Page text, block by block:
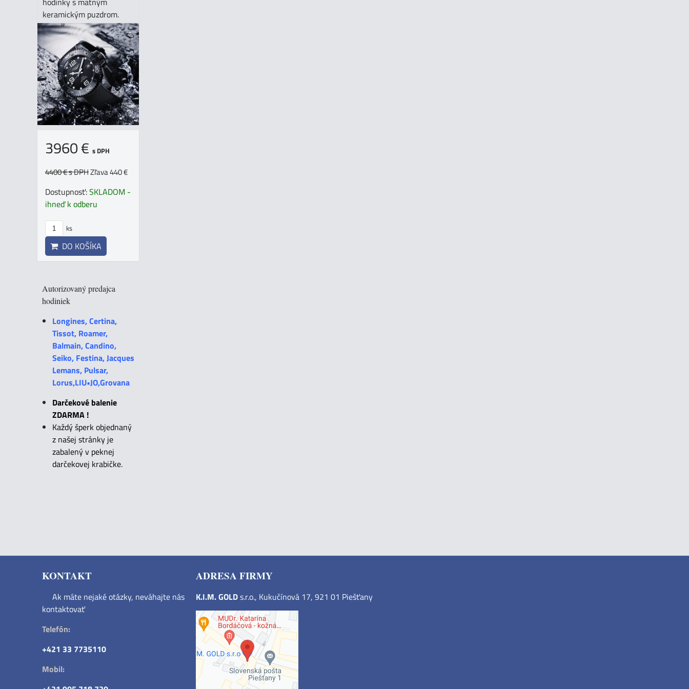
keramickým puzdrom.
3960 € s DPH
4400 €s DPHZľava 440 €
Dostupnosť:SKLADOM -
ihneď k odberu
ks
DO KOŠÍKA
Autorizovaný predajca
hodiniek
Longines, Certina,
Tissot, Roamer,
Balmain, Candino,
Seiko, Festina, Jacques
Lemans, Pulsar,
Lorus,LIU•JO,Grovana
Darčekové balenie
ZDARMA !
Každý šperk objednaný
z našej stránky je
zabalený v peknej
darčekovej krabičke.
KONTAKT
Ak máte nejaké otázky, neváhajte nás
kontaktovať
Telefón:
+421 33 7735110
Mobil:
ADRESA FIRMY
K.I.M. GOLDs.r.o., Kukučínová 17, 921 01 Piešťany